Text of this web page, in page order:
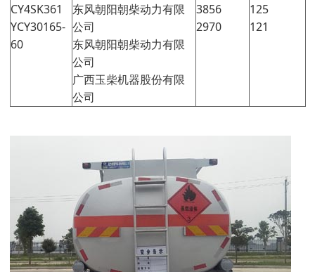
CY4SK361
YCY30165-
60
东风朝阳朝柴动力有限
公司
东风朝阳朝柴动力有限
公司
广西玉柴机器股份有限
公司
3856
2970
125
121